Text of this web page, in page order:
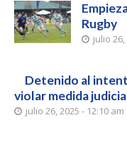
Rugby
julio 26,
Detenido al
violar medida
julio 26, 2025 - 12:10 am